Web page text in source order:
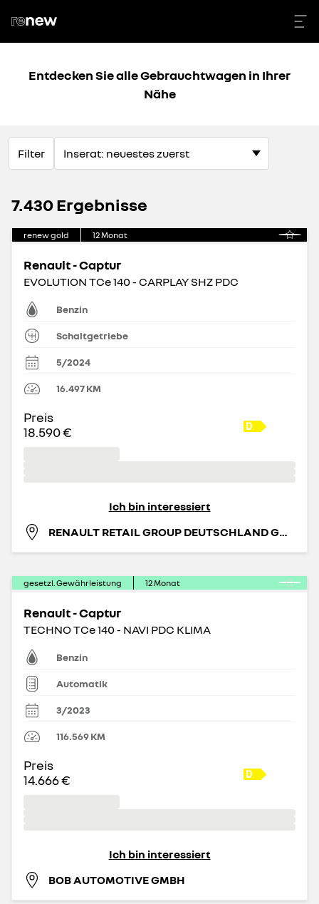
Entdecken Sie alle Gebrauchtwagen in Ihrer
Nähe
Filter
7.430 Ergebnisse
renew gold 12Monat
Renault - Captur
EVOLUTION TCe 140 - CARPLAY SHZ PDC
Benzin
Schaltgetriebe
5/2024
16.497KM
Preis
18.590 €
Ich bin interessiert
RENAULT RETAIL GROUP DEUTSCHLAND GMBH
gesetzl. Gewährleistung 12Monat
Renault - Captur
TECHNO TCe 140 - NAVI PDC KLIMA
Benzin
Automatik
3/2023
116.569KM
Preis
14.666 €
Ich bin interessiert
BOB AUTOMOTIVE GMBH